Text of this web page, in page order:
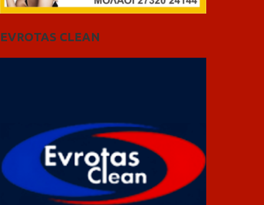
EVROTAS CLEAN